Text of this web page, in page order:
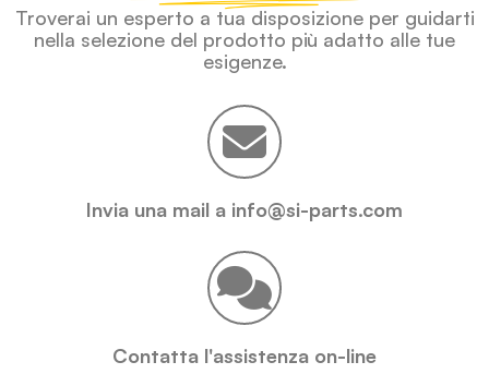
Troverai un esperto a tua disposizione per guidarti
nella selezione del prodotto più adatto alle tue
esigenze.
Invia una mail a info@si-parts.com
Contatta l'assistenza on-line